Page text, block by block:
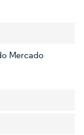
Mercado